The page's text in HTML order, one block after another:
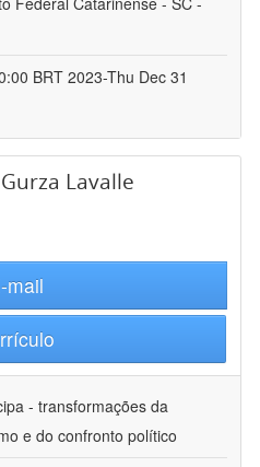
BRT 2023-Thu Dec 31
Lavalle
mail
- transformações da
e do confronto político